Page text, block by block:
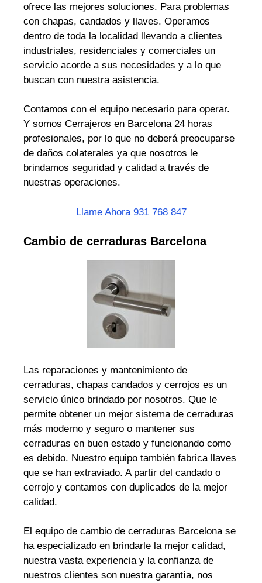
ofrece las mejores soluciones. Para problemas
con chapas, candados y llaves. Operamos
dentro de toda la localidad llevando a clientes
industriales, residenciales y comerciales un
servicio acorde a sus necesidades y a lo que
buscan con nuestra asistencia.
Contamos con el equipo necesario para operar.
Y somos Cerrajeros en Barcelona 24 horas
profesionales, por lo que no deberá preocuparse
de daños colaterales ya que nosotros le
brindamos seguridad y calidad a través de
nuestras operaciones.
Llame Ahora 931 768 847
Cambio de cerraduras Barcelona
Las reparaciones y mantenimiento de
cerraduras, chapas candados y cerrojos es un
servicio único brindado por nosotros. Que le
permite obtener un mejor sistema de cerraduras
más moderno y seguro o mantener sus
cerraduras en buen estado y funcionando como
es debido. Nuestro equipo también fabrica llaves
que se han extraviado. A partir del candado o
cerrojo y contamos con duplicados de la mejor
calidad.
El equipo de cambio de cerraduras Barcelona se
ha especializado en brindarle la mejor calidad,
nuestra vasta experiencia y la confianza de
nuestros clientes son nuestra garantía, nos